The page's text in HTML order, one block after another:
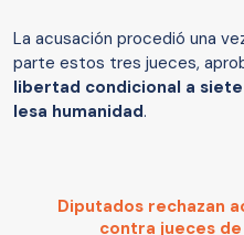
La acusación procedió una
parte estos tres jueces,
libertad condicional a
lesa humanidad.
Diputados rechazan
contra jueces